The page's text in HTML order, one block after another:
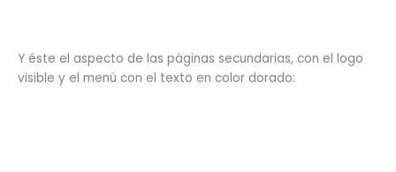
Y éste el aspecto de las páginas secundarias, con el logo
visible y el menú con el texto en color dorado: